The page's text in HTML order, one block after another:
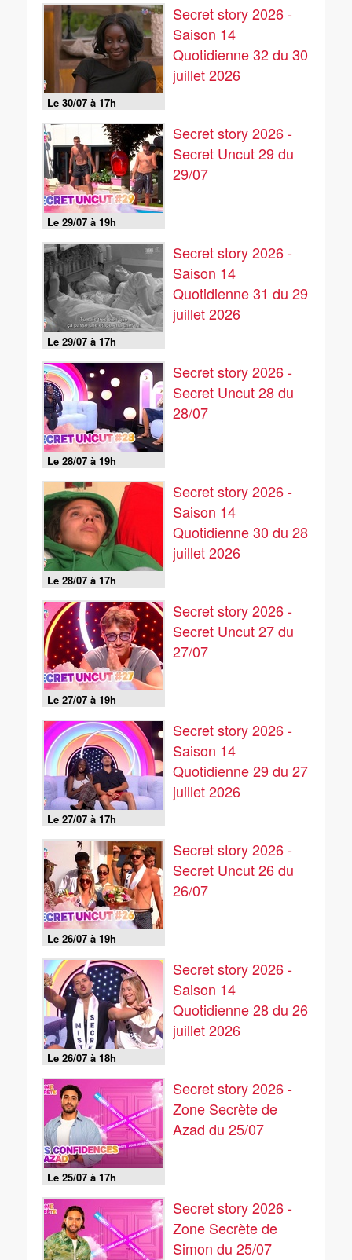
Le 30/07 à 17h
Secret story 2026 -
Saison 14
Quotidienne 32 du 30
juillet 2026
Le 29/07 à 19h
Secret story 2026 -
Secret Uncut 29 du
29/07
Le 29/07 à 17h
Secret story 2026 -
Saison 14
Quotidienne 31 du 29
juillet 2026
Le 28/07 à 19h
Secret story 2026 -
Secret Uncut 28 du
28/07
Le 28/07 à 17h
Secret story 2026 -
Saison 14
Quotidienne 30 du 28
juillet 2026
Le 27/07 à 19h
Secret story 2026 -
Secret Uncut 27 du
27/07
Le 27/07 à 17h
Secret story 2026 -
Saison 14
Quotidienne 29 du 27
juillet 2026
Le 26/07 à 19h
Secret story 2026 -
Secret Uncut 26 du
26/07
Le 26/07 à 18h
Secret story 2026 -
Saison 14
Quotidienne 28 du 26
juillet 2026
Le 25/07 à 17h
Secret story 2026 -
Zone Secrète de
Azad du 25/07
Secret story 2026 -
Zone Secrète de
Simon du 25/07